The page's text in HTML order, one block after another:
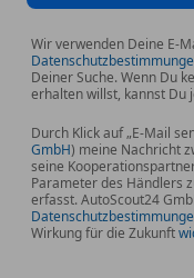
Wir verwenden Deine E-
Deiner Suche. Wenn Du
erhalten willst, kannst Du
Durch Klick auf „E-Mail
GmbH) meine Nachricht
seine
Parameter des Händlers
erfasst. AutoScout24
Wirkung für die Zukunft